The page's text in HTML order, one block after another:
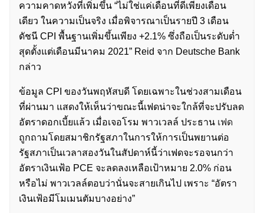
ความคาดหวังที่เพิ่มขึ้น “ไม่ใช่แค่เดือนที่ดีเพียงเดือน
เดียว ในความเป็นจริง เมื่อพิจารณาเป็นรายปี 3 เดือน
ดัชนี CPI พื้นฐานเพิ่มขึ้นเพียง +2.1% ซึ่งถือเป็นระดับต่ำ
สุดตั้งแต่เดือนมีนาคม 2021” Reid จาก Deutsche Bank
กล่าว
ข้อมูล CPI ของวันพฤหัสบดี โดยเฉพาะในช่วงสามเดือน
ที่ผ่านมา แสดงให้เห็นว่าขณะนี้เฟดน่าจะใกล้ที่จะปรับลด
อัตราดอกเบี้ยแล้ว เมื่อเจอโรม พาวเวลล์ ประธาน เฟด
ถูกถามโดยสมาชิกรัฐสภาในการให้การเป็นพยานต่อ
รัฐสภาเป็นเวลาสองวันในสัปดาห์นี้ว่าเฟดจะรอจนกว่า
อัตราเงินเฟ้อ PCE จะลดลงเหลือเป้าหมาย 2.0% ก่อน
หรือไม่ พาวเวลล์ตอบว่านั่นจะสายเกินไป เพราะ “อัตรา
เงินเฟ้อมีโมเมนตัมบางอย่าง”